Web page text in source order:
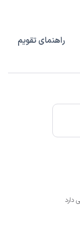
راهنمای تقویم
دارد